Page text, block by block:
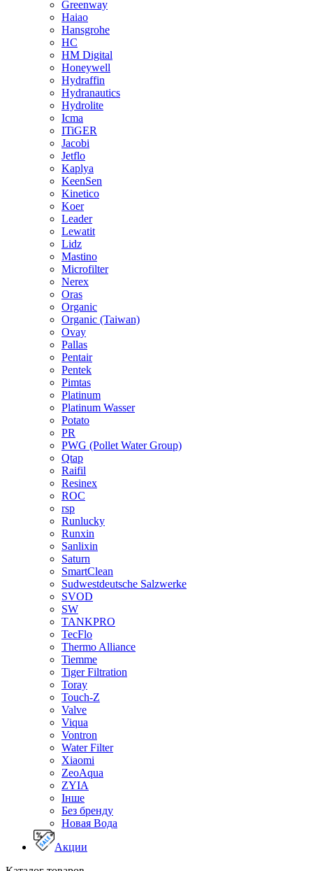
Greenway
Haiao
Hansgrohe
HC
HM Digital
Honeywell
Hydraffin
Hydranautics
Hydrolite
Icma
ITiGER
Jacobi
Jetflo
Kaplya
KeenSen
Kinetico
Koer
Leader
Lewatit
Lidz
Mastino
Microfilter
Nerex
Oras
Organic
Organic (Taiwan)
Ovay
Pallas
Pentair
Pentek
Pimtas
Platinum
Platinum Wasser
Potato
PR
PWG (Pollet Water Group)
Qtap
Raifil
Resinex
ROC
rsp
Runlucky
Runxin
Sanlixin
Saturn
SmartClean
Sudwestdeutsche Salzwerke
SVOD
SW
TANKPRO
TecFlo
Thermo Alliance
Tiemme
Tiger Filtration
Toray
Touch-Z
Valve
Viqua
Vontron
Water Filter
Xiaomi
ZeoAqua
ZYIA
Інше
Без бренду
Новая Вода
Акции